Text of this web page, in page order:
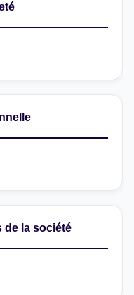
de la société